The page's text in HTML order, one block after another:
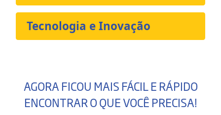
Tecnologia e Inovação
AGORA FICOU MAIS FÁCIL E RÁPIDO
ENCONTRAR O QUE VOCÊ PRECISA!